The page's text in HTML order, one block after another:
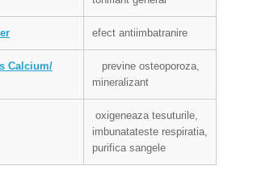
efect antiimbatranire
Calcium/
previne osteoporoza,
mineralizant
oxigeneaza tesuturile,
imbunatateste respiratia,
purifica sangele